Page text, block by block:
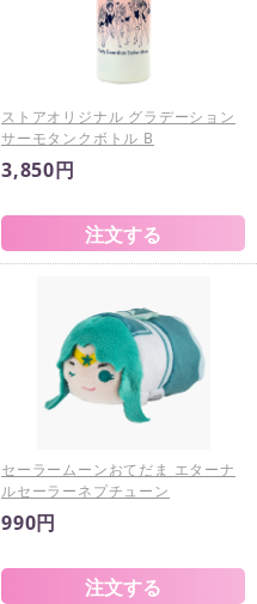
ストアオリジナル グラデーション
サーモタンクボトル B
3,850円
セーラームーンおてだま エターナ
ルセーラーネプチューン
990円